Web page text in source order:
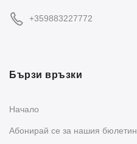
+359883227772
Бързи връзки
Начало
Абонирай се за нашия бюлетин